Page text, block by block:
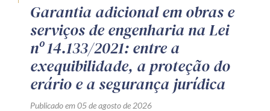
Garantia adicional em obras e
serviços de engenharia na Lei
nº 14.133/2021: entre a
exequibilidade, a proteção do
erário e a segurança jurídica
Publicado em 05 de agosto de 2026